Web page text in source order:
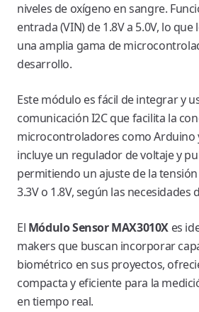
niveles de oxígeno en sangre.
entrada (VIN) de 1.8V a 5.0V, lo
una amplia gama de
desarrollo.
Este módulo es fácil de integrar y
comunicación I2C que facilita la
microcontroladores como Arduino
incluye un regulador de voltaje y
permitiendo un ajuste de la
3.3V o 1.8V, según las necesidades
El Módulo Sensor MAX3010X es
makers que buscan incorporar
biométrico en sus proyectos,
compacta y eficiente para la
en tiempo real.